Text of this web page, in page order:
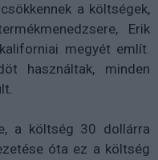
a költségek,
Erik
megyét említ.
használtak, minden
a költség 30 dollárra
óta ez a költség